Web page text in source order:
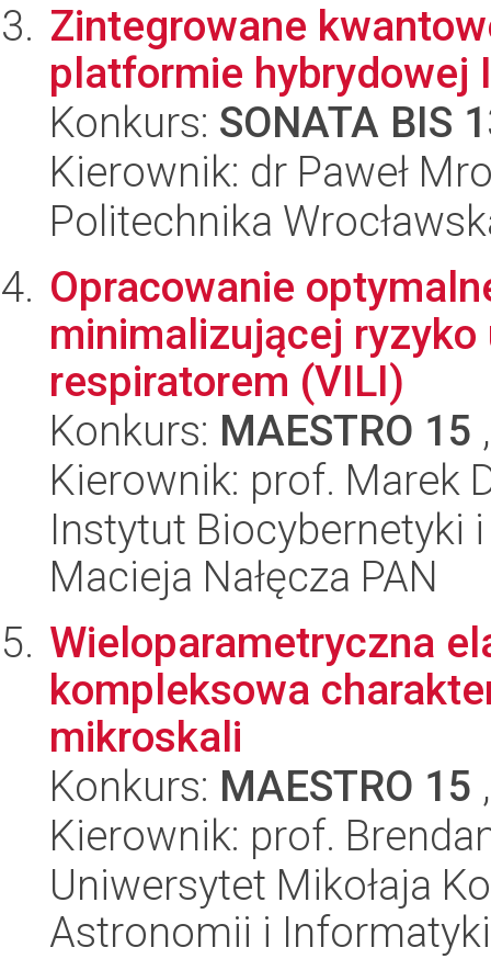
Zintegrowane
platformie hybrydowej
Konkurs: SONATA BIS
Kierownik: dr Paweł
Politechnika
Opracowanie
minimalizującej ryzyko
respiratorem (VILI)
Konkurs: MAESTRO 15
Kierownik: prof. Marek
Instytut Biocybernetyki
Macieja Nałęcza PAN
Wieloparametryczna
kompleksowa
mikroskali
Konkurs: MAESTRO 15
Kierownik: prof.
Uniwersytet Mikołaja
Astronomii i